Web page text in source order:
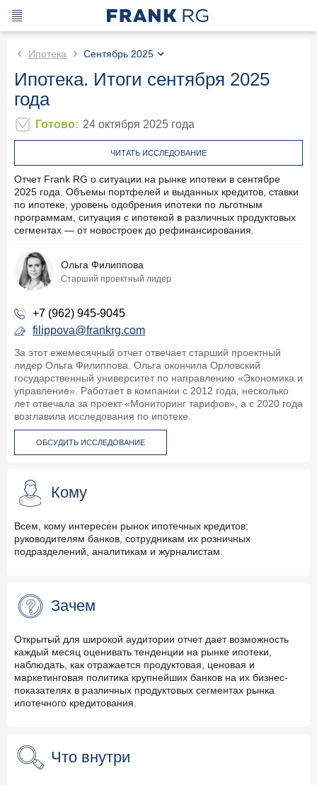
Ипотека Сентябрь 2025
Ипотека. Итоги сентября 2025
года
Готово: 24 октября 2025 года
ЧИТАТЬ ИССЛЕДОВАНИЕ
Отчет Frank RG о ситуации на рынке ипотеки в сентябре
2025 года. Объемы портфелей и выданных кредитов, ставки
по ипотеке, уровень одобрения ипотеки по льготным
программам, ситуация с ипотекой в различных продуктовых
сегментах — от новостроек до рефинансирования.
Ольга Филиппова
Старший проектный лидер
+7 (962) 945-9045
filippova@frankrg.com
За этот ежемесячный отчет отвечает старший проектный
лидер Ольга Филиппова. Ольга окончила Орловский
государственный университет по направлению «Экономика и
управление». Работает в компании с 2012 года, несколько
лет отвечала за проект «Мониторинг тарифов», а с 2020 года
возглавила исследования по ипотеке.
ОБСУДИТЬ ИССЛЕДОВАНИЕ
Кому
Всем, кому интересен рынок ипотечных кредитов:
руководителям банков, сотрудникам их розничных
подразделений, аналитикам и журналистам.
Зачем
Открытый для широкой аудитории отчет дает возможность
каждый месяц оценивать тенденции на рынке ипотеки,
наблюдать, как отражается продуктовая, ценовая и
маркетинговая политика крупнейших банков на их бизнес-
показателях в различных продуктовых сегментах рынка
ипотечного кредитования.
Что внутри